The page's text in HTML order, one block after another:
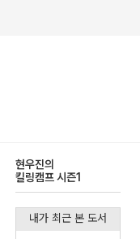
현우진의
킬링캠프 시즌1
내가 최근 본 도서